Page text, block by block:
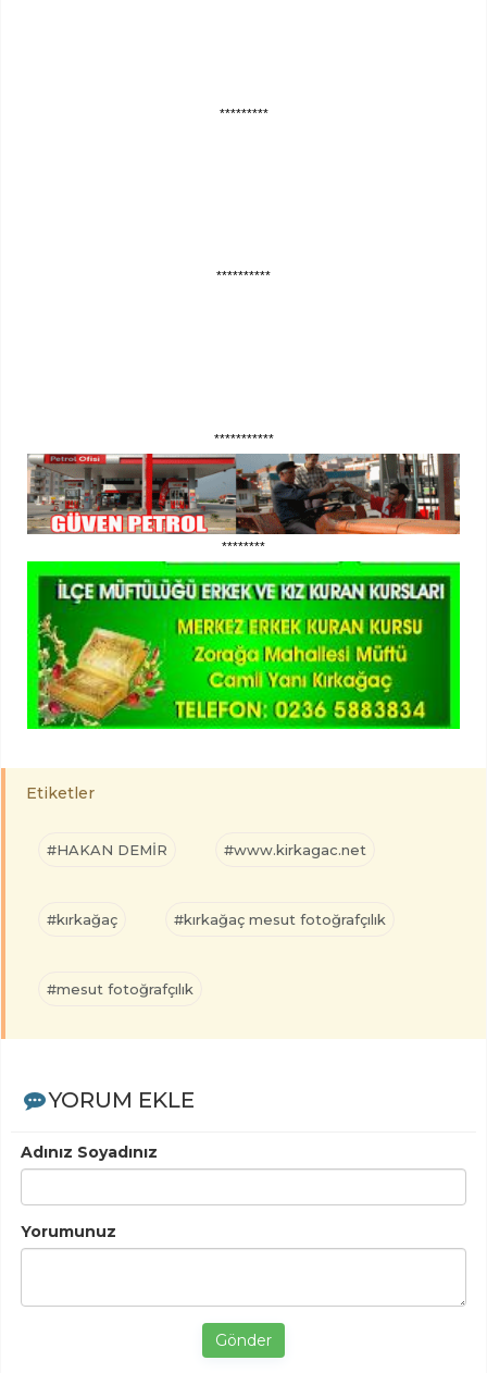
*********
**********
***********
********
Etiketler
#HAKAN DEMİR #www.kirkagac.net
#kırkağaç #kırkağaç mesut fotoğrafçılık
#mesut fotoğrafçılık
YORUM EKLE
Adınız Soyadınız
Yorumunuz
Gönder